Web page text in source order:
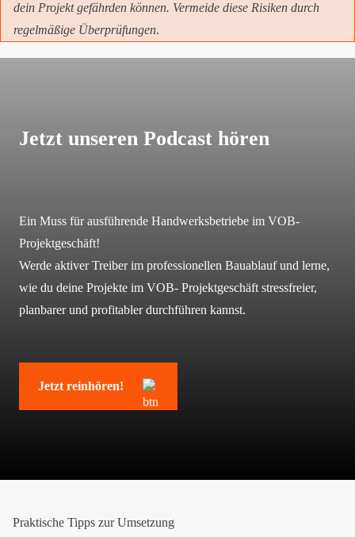
dein Projekt gefährden können. Vermeide diese Risiken durch
regelmäßige Überprüfungen.
Jetzt unseren Podcast hören
Ein Muss für ausführende Handwerksbetriebe im VOB-
Projektgeschäft!
Werde aktiver Treiber im professionellen Bauablauf und lerne,
wie du deine Projekte im VOB- Projektgeschäft stressfreier,
planbarer und profitabler durchführen kannst.
Jetzt reinhören!
Praktische Tipps zur Umsetzung